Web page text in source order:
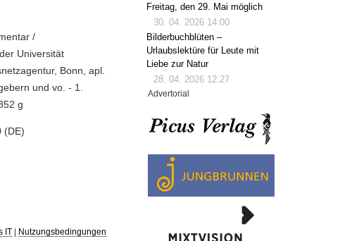
/
Universität
Bonn, apl.
und vo. - 1.
g
(DE)
IT Nutzungsbedingungen
Freitag, den 29. Mai möglich
30. 04. 2026 14:00
Bilderbuchblüten –
Urlaubslektüre für Leute mit
Liebe zur Natur
28. 04. 2026 12:27
Advertorial